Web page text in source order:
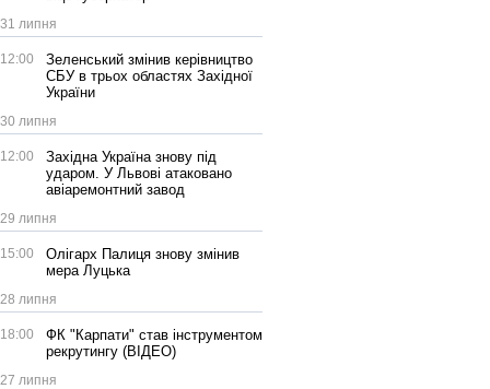
31 липня
12:00
Зеленський змінив керівництво
СБУ в трьох областях Західної
України
30 липня
12:00
Західна Україна знову під
ударом. У Львові атаковано
авіаремонтний завод
29 липня
15:00
Олігарх Палиця знову змінив
мера Луцька
28 липня
18:00
ФК "Карпати" став інструментом
рекрутингу (ВІДЕО)
27 липня